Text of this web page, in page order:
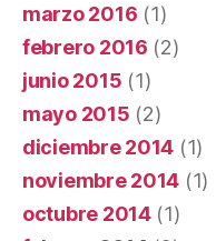
marzo 2016 (1)
febrero 2016 (2)
junio 2015 (1)
mayo 2015 (2)
diciembre 2014 (1)
noviembre 2014 (1)
octubre 2014(1)